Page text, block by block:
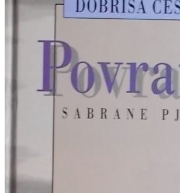
FOTOGRAFIJA
GLAZBENA UMJETNOST
KAZALIŠTE, FILM
DO RELIGIJA
KNJIŽEVNOST
LIKOVNA UMJETNOST
LJEKOVITO BILJE I
MITOLOGIJA
POVIJEST I PUBLICISTIKA
PRIRODNE ZNANOSTI
PSIHOLOGIJA,
ALTERNATIVA